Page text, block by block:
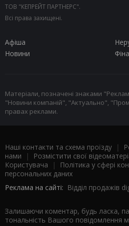
ТОВ "КЕПРЕЙТ ПАРТНЕРС".
Всі права захищені.
Афіша
Новини
Матеріали, позначені знаками
"Новини компаній", "Актуально",
правах реклами.
Наші контакти та схема проїзду |
нами | Розмістити свої
Користувача |
Політика у сфері
персональних даних
Реклама на сайті: Відділ продажів
Залишаючи коментар, будь ласка,
тональність Вашого повідомлення